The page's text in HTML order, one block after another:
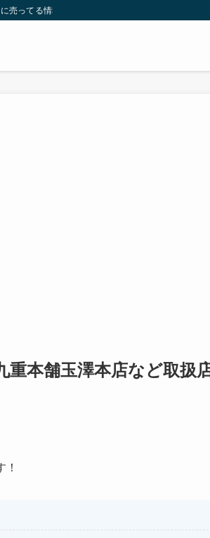
売ってる情報を発信しています！
重本舗玉澤本店など取扱